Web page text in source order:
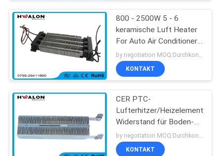
800 - 2500W 5 - 6
keramische Luft Heater
For Auto Air Conditioner
M/S 220v Ptc
KONTAKT
CER PTC-
Lufterhitzer/Heizelement-
Widerstand für Boden-
Heizungs-Thermostat
KONTAKT